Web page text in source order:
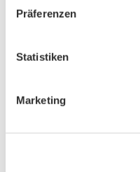
Präferenzen
Statistiken
Marketing
Separater
bitte in der
Rollstuhlfahrer-
Blindenführhund
ist das
Eingang in die